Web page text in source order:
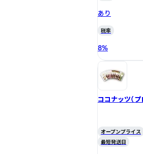
あり
税率
8%
ココナッツ（
オープンプライス
最短発送日